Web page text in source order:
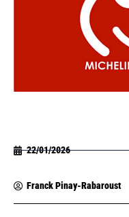
22/01/2026
Franck Pinay-Rabaroust